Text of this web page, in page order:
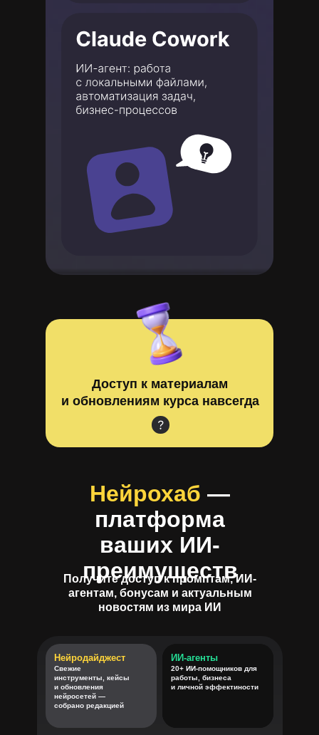
Доступ к материалам
и обновлениям курса навсегда
Нейродайджест
Свежие
инструменты, кейсы
и обновления
нейросетей —
собрано редакцией
125+
нейросетей
ИИ-агенты
20+ ИИ-помощников для
работы, бизнеса
и личной эффектиности
Получите доступ к промптам, ИИ-
агентам, бонусам и актуальным
новостям из мира ИИ
Нейрохаб —
платформа
ваших ИИ-
преимуществ